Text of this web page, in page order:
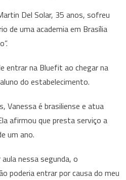
Del Solar, 35 anos, sofreu
de uma academia em Brasília
entrar na Bluefit ao chegar na
do estabelecimento.
Vanessa é brasiliense e atua
afirmou que presta serviço a
um ano.
nessa segunda, o
poderia entrar por causa do meu